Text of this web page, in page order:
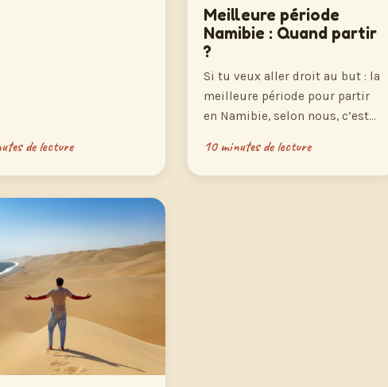
de lecture
Meilleure période
Namibie : Quand partir
?
Si tu veux aller droit au but : la
meilleure période pour partir
en Namibie, selon nous, c’est…
10 minutes de lecture